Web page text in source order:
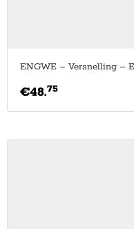
ENGWE – Versnelling –
€48.75